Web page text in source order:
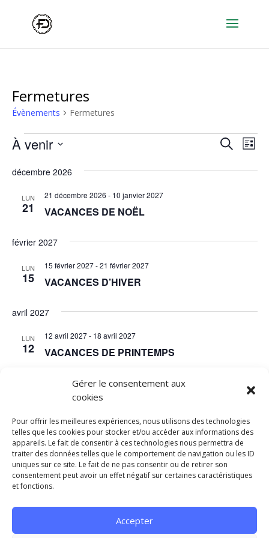
Gérer le consentement aux
cookies
Pour offrir les meilleures expériences, nous utilisons des technologies
telles que les cookies pour stocker et/ou accéder aux informations des
appareils. Le fait de consentir à ces technologies nous permettra de
traiter des données telles que le comportement de navigation ou les ID
uniques sur ce site. Le fait de ne pas consentir ou de retirer son
consentement peut avoir un effet négatif sur certaines caractéristiques
et fonctions.
Accepter
Fermetures
Évènements Fermetures
Évènements Recherche
de
Liste
À venir
une
décembre 2026
LUN
21 VACANCES DE NOËL
21 décembre 2026 - 10 janvier 2027
février 2027
LUN
15 VACANCES D’HIVER
15 février 2027-21 février 2027
avril 2027
LUN
12 VACANCES DE PRINTEMPS
12 avril 2027- 18 avril 2027
S’abonner au calendrier